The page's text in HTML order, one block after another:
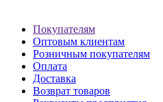
Покупателям
Оптовым клиентам
Розничным покупателям
Оплата
Доставка
Возврат товаров